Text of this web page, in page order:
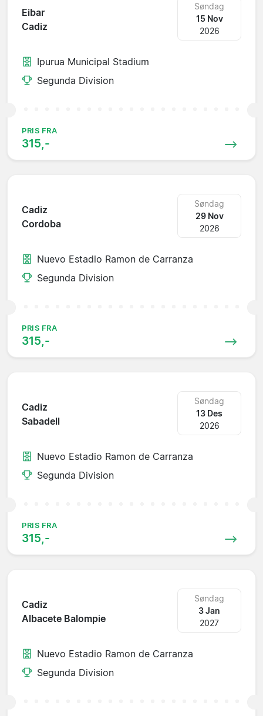
Eibar
Cadiz
Søndag
15 Nov
2026
Ipurua Municipal Stadium
Segunda Division
PRIS FRA
315,-
Cadiz
Cordoba
Søndag
29 Nov
2026
Nuevo Estadio Ramon de Carranza
Segunda Division
PRIS FRA
315,-
Cadiz
Sabadell
Søndag
13 Des
2026
Nuevo Estadio Ramon de Carranza
Segunda Division
PRIS FRA
315,-
Cadiz
Albacete Balompie
Søndag
3 Jan
2027
Nuevo Estadio Ramon de Carranza
Segunda Division